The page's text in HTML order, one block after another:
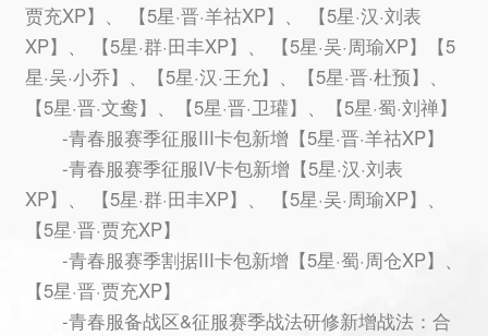
贾充XP】、 【5星·晋·羊祜XP】、 【5星·汉·刘表
XP】、 【5星·群·田丰XP】、 【5星·吴·周瑜XP】【5
星·吴·小乔】、【5星·汉·王允】、【5星·晋·杜预】、
【5星·晋·文鸯】、【5星·晋·卫瓘】、【5星·蜀·刘禅】
-青春服赛季征服III卡包新增【5星·晋·羊祜XP】
-青春服赛季征服IV卡包新增【5星·汉·刘表
XP】、 【5星·群·田丰XP】、 【5星·吴·周瑜XP】、
【5星·晋·贾充XP】
-青春服赛季割据III卡包新增【5星·蜀·周仓XP】、
【5星·晋·贾充XP】
-青春服备战区&征服赛季战法研修新增战法：合